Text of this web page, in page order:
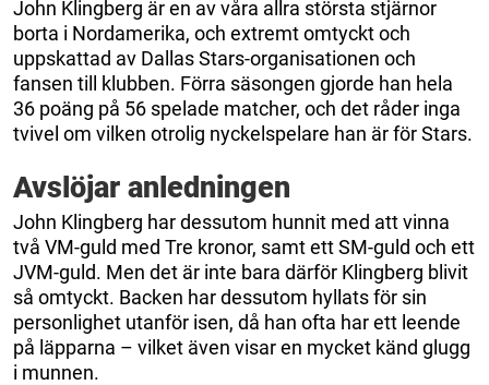
John Klingberg är en av våra allra största stjärnor
borta i Nordamerika, och extremt omtyckt och
uppskattad av Dallas Stars-organisationen och
fansen till klubben. Förra säsongen gjorde han hela
36 poäng på 56 spelade matcher, och det råder inga
tvivel om vilken otrolig nyckelspelare han är för Stars.
Avslöjar anledningen
John Klingberg har dessutom hunnit med att vinna
två VM-guld med Tre kronor, samt ett SM-guld och ett
JVM-guld. Men det är inte bara därför Klingberg blivit
så omtyckt. Backen har dessutom hyllats för sin
personlighet utanför isen, då han ofta har ett leende
på läpparna – vilket även visar en mycket känd glugg
i munnen.